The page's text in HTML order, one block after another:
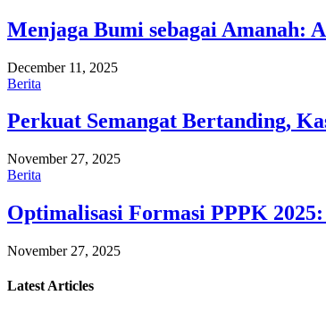
Menjaga Bumi sebagai Amanah:
December 11, 2025
Berita
Perkuat Semangat Bertanding,
November 27, 2025
Berita
Optimalisasi Formasi PPPK
November 27, 2025
Latest Articles